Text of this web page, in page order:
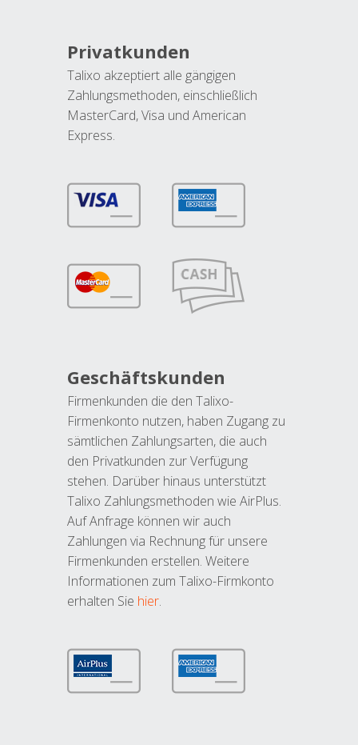
Privatkunden
Talixo akzeptiert alle gängigen
Zahlungsmethoden, einschließlich
MasterCard, Visa und American
Express.
Geschäftskunden
Firmenkunden die den Talixo-
Firmenkonto nutzen, haben Zugang zu
sämtlichen Zahlungsarten, die auch
den Privatkunden zur Verfügung
stehen. Darüber hinaus unterstützt
Talixo Zahlungsmethoden wie AirPlus.
Auf Anfrage können wir auch
Zahlungen via Rechnung für unsere
Firmenkunden erstellen. Weitere
Informationen zum Talixo-Firmkonto
erhalten Sie hier.